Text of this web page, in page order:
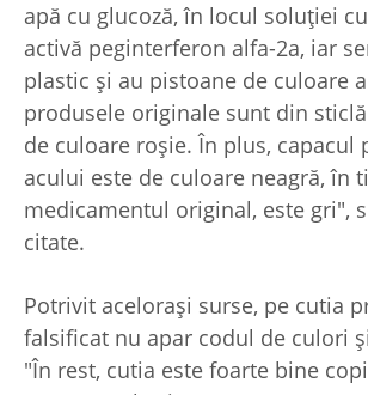
apă cu glucoză, în locul soluţiei
activă peginterferon alfa-2a, iar
plastic şi au pistoane de culoare
produsele originale sunt din
de culoare roşie. În plus, capacul
acului este de culoare neagră, în
medicamentul original, este gri",
citate.
Potrivit aceloraşi surse, pe cutia
falsificat nu apar codul de culori
"În rest, cutia este foarte bine